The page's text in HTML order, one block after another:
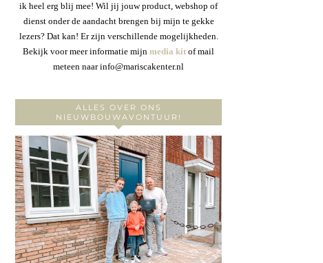
ik heel erg blij mee! Wil jij jouw product, webshop of
dienst onder de aandacht brengen bij mijn te gekke
lezers? Dat kan! Er zijn verschillende mogelijkheden.
Bekijk voor meer informatie mijn media kit of mail
meteen naar info@mariscakenter.nl
ALLES OVER ONS
NIEUWBOUWAVONTUUR!